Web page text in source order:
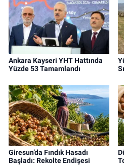
Ankara Kayseri YHT Hattında
Yüzde 53 Tamamlandı
Giresun’da Fındık Hasadı
Başladı: Rekolte Endişesi